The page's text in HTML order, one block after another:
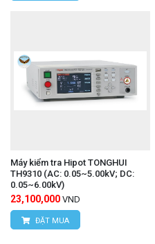
Máy kiểm tra Hipot TONGHUI
TH9310 (AC: 0.05~5.00kV; DC:
0.05~6.00kV)
23,100,000 VND
ĐẶT MUA